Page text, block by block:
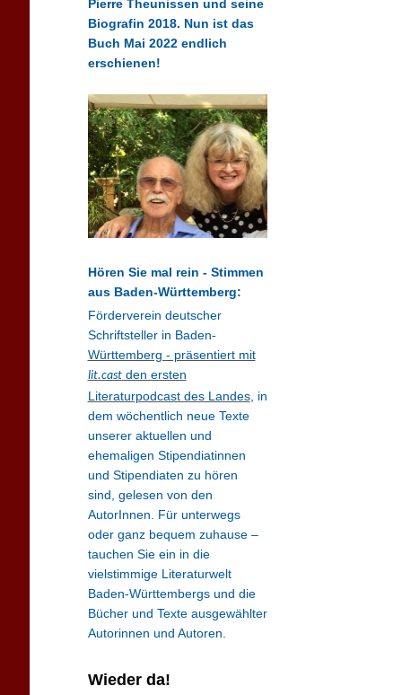
Pierre Theunissen und seine
Biografin 2018. Nun ist das
Buch Mai 2022 endlich
erschienen!
Hören Sie mal rein - Stimmen
aus Baden-Württemberg:
Förderverein deutscher
Schriftsteller in Baden-
Württemberg - präsentiert mit
lit.castden ersten
Literaturpodcast des Landes, in
dem wöchentlich neue Texte
unserer aktuellen und
ehemaligen Stipendiatinnen
und Stipendiaten zu hören
sind, gelesen von den
AutorInnen. Für unterwegs
oder ganz bequem zuhause –
tauchen Sie ein in die
vielstimmige Literaturwelt
Baden-Württembergs und die
Bücher und Texte ausgewählter
Autorinnen und Autoren.
Wieder da!